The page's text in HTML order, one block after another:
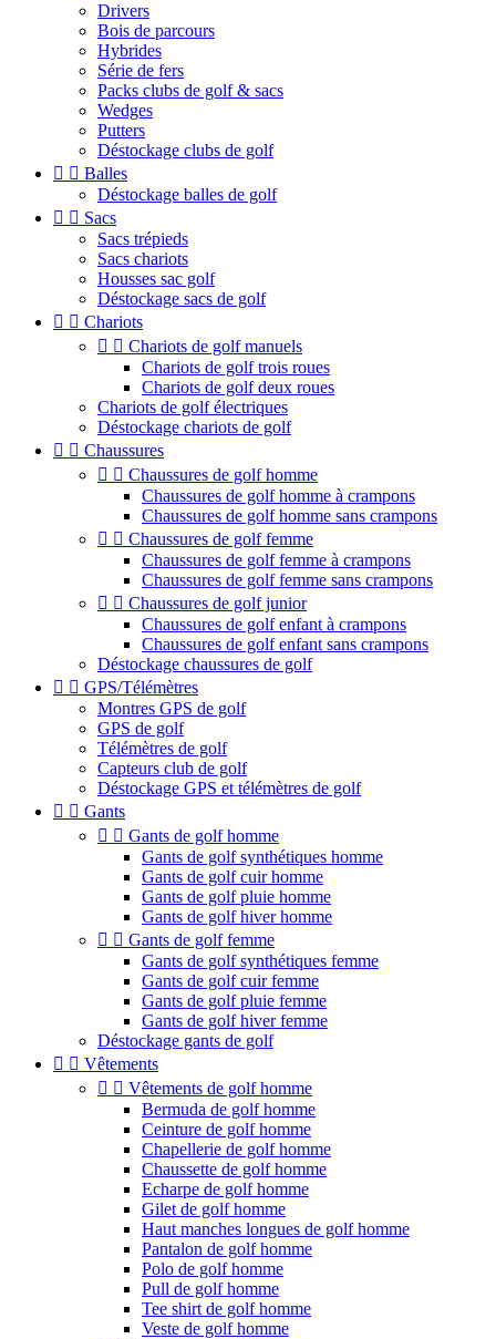
Drivers
Bois de parcours
Hybrides
Série de fers
Packs clubs de golf & sacs
Wedges
Putters
Déstockage clubs de golf
  Balles
Déstockage balles de golf
  Sacs
Sacs trépieds
Sacs chariots
Housses sac golf
Déstockage sacs de golf
  Chariots
  Chariots de golf manuels
Chariots de golf trois roues
Chariots de golf deux roues
Chariots de golf électriques
Déstockage chariots de golf
  Chaussures
  Chaussures de golf homme
Chaussures de golf homme à crampons
Chaussures de golf homme sans crampons
  Chaussures de golf femme
Chaussures de golf femme à crampons
Chaussures de golf femme sans crampons
  Chaussures de golf junior
Chaussures de golf enfant à crampons
Chaussures de golf enfant sans crampons
Déstockage chaussures de golf
  GPS/Télémètres
Montres GPS de golf
GPS de golf
Télémètres de golf
Capteurs club de golf
Déstockage GPS et télémètres de golf
  Gants
  Gants de golf homme
Gants de golf synthétiques homme
Gants de golf cuir homme
Gants de golf pluie homme
Gants de golf hiver homme
  Gants de golf femme
Gants de golf synthétiques femme
Gants de golf cuir femme
Gants de golf pluie femme
Gants de golf hiver femme
Déstockage gants de golf
  Vêtements
  Vêtements de golf homme
Bermuda de golf homme
Ceinture de golf homme
Chapellerie de golf homme
Chaussette de golf homme
Echarpe de golf homme
Gilet de golf homme
Haut manches longues de golf homme
Pantalon de golf homme
Polo de golf homme
Pull de golf homme
Tee shirt de golf homme
Veste de golf homme